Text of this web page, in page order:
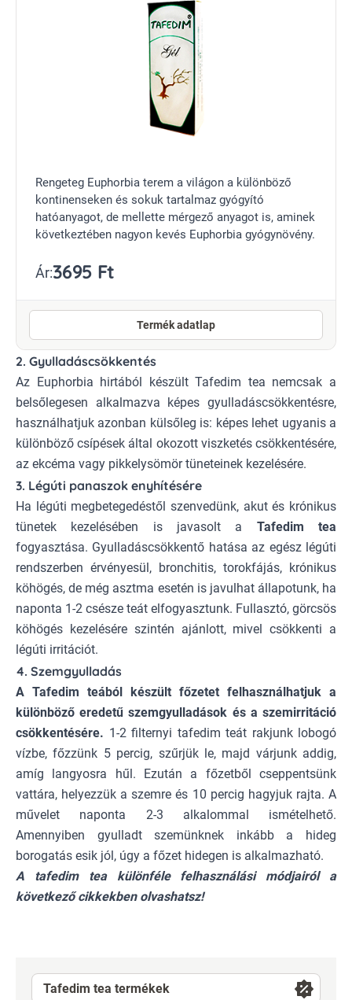
Rengeteg Euphorbia terem a világon a különböző
kontinenseken és sokuk tartalmaz gyógyító
hatóanyagot, de mellette mérgező anyagot is, aminek
következtében nagyon kevés Euphorbia gyógynövény.
Ár:3695 Ft
Termék adatlap
2. Gyulladáscsökkentés
Az Euphorbia hirtából készült Tafedim tea nemcsak a
belsőlegesen alkalmazva képes gyulladáscsökkentésre,
használhatjuk azonban külsőleg is: képes lehet ugyanis a
különböző csípések által okozott viszketés csökkentésére,
az ekcéma vagy pikkelysömör tüneteinek kezelésére.
3. Légúti panaszok enyhítésére
Ha légúti megbetegedéstől szenvedünk, akut és krónikus
tünetek kezelésében is javasolt a Tafedim tea
fogyasztása. Gyulladáscsökkentő hatása az egész légúti
rendszerben érvényesül, bronchitis, torokfájás, krónikus
köhögés, de még asztma esetén is javulhat állapotunk, ha
naponta 1-2 csésze teát elfogyasztunk. Fullasztó, görcsös
köhögés kezelésére szintén ajánlott, mivel csökkenti a
légúti irritációt.
4. Szemgyulladás
A Tafedim teából készült főzetet felhasználhatjuk a
különböző eredetű szemgyulladások és a szemirritáció
csökkentésére. 1-2 filternyi tafedim teát rakjunk lobogó
vízbe, főzzünk 5 percig, szűrjük le, majd várjunk addig,
amíg langyosra hűl. Ezután a főzetből cseppentsünk
vattára, helyezzük a szemre és 10 percig hagyjuk rajta. A
művelet naponta 2-3 alkalommal ismételhető.
Amennyiben gyulladt szemünknek inkább a hideg
borogatás esik jól, úgy a főzet hidegen is alkalmazható.
A tafedim tea különféle felhasználási módjairól a
következő cikkekben olvashatsz!
Tafedim tea termékek